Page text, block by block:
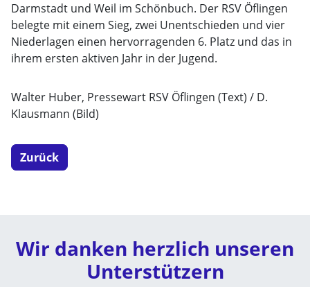
Darmstadt und Weil im Schönbuch. Der RSV Öflingen
belegte mit einem Sieg, zwei Unentschieden und vier
Niederlagen einen hervorragenden 6. Platz und das in
ihrem ersten aktiven Jahr in der Jugend.
Walter Huber, Pressewart RSV Öflingen (Text) / D.
Klausmann (Bild)
Zurück
Wir danken herzlich unseren
Unterstützern